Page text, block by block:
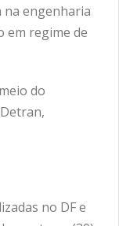
na engenharia
em regime de
do
,
no DF e